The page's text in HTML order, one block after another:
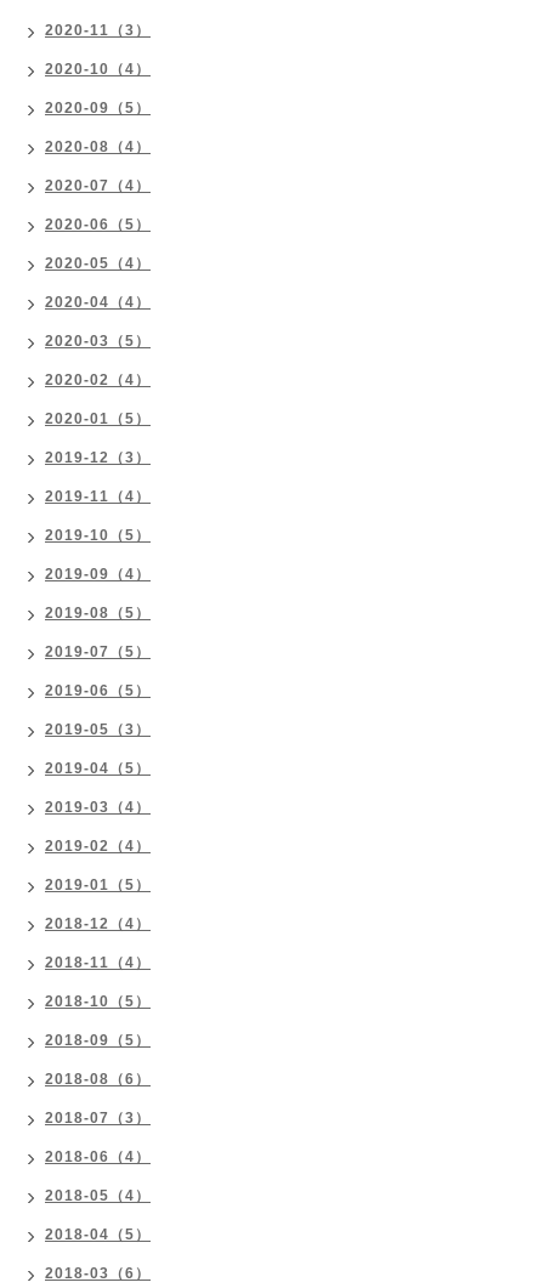
2020-11（3）
2020-10（4）
2020-09（5）
2020-08（4）
2020-07（4）
2020-06（5）
2020-05（4）
2020-04（4）
2020-03（5）
2020-02（4）
2020-01（5）
2019-12（3）
2019-11（4）
2019-10（5）
2019-09（4）
2019-08（5）
2019-07（5）
2019-06（5）
2019-05（3）
2019-04（5）
2019-03（4）
2019-02（4）
2019-01（5）
2018-12（4）
2018-11（4）
2018-10（5）
2018-09（5）
2018-08（6）
2018-07（3）
2018-06（4）
2018-05（4）
2018-04（5）
2018-03（6）